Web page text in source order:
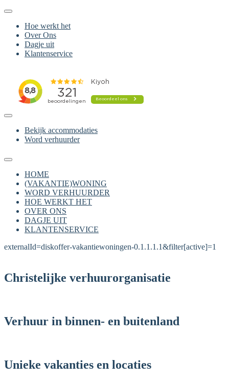
Hoe werkt het
Over Ons
Dagje uit
Klantenservice
Bekijk accommodaties
Word verhuurder
HOME
(VAKANTIE)WONING
WORD VERHUURDER
HOE WERKT HET
OVER ONS
DAGJE UIT
KLANTENSERVICE
externalId=diskoffer-vakantiewoningen-0.1.1.1.1&filter[active]=1
Christelijke verhuurorganisatie
Verhuur in binnen- en buitenland
Unieke vakanties en locaties